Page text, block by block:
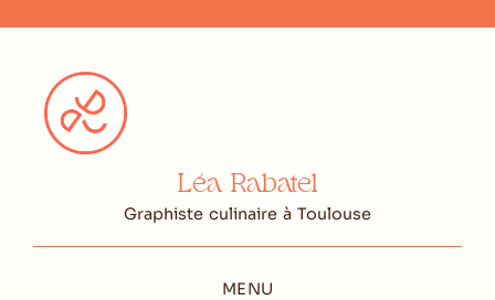
Léa Rabatel
Graphiste culinaire à Toulouse
MENU